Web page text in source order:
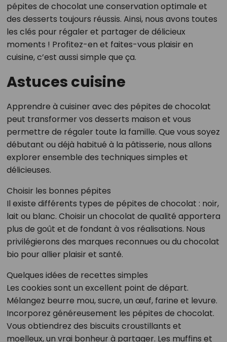
pépites de chocolat une conservation optimale et
des desserts toujours réussis. Ainsi, nous avons toutes
les clés pour régaler et partager de délicieux
moments ! Profitez-en et faites-vous plaisir en
cuisine, c’est aussi simple que ça.
Astuces cuisine
Apprendre à cuisiner avec des pépites de chocolat
peut transformer vos desserts maison et vous
permettre de régaler toute la famille. Que vous soyez
débutant ou déjà habitué à la pâtisserie, nous allons
explorer ensemble des techniques simples et
délicieuses.
Choisir les bonnes pépites
Il existe différents types de pépites de chocolat : noir,
lait ou blanc. Choisir un chocolat de qualité apportera
plus de goût et de fondant à vos réalisations. Nous
privilégierons des marques reconnues ou du chocolat
bio pour allier plaisir et santé.
Quelques idées de recettes simples
Les cookies sont un excellent point de départ.
Mélangez beurre mou, sucre, un œuf, farine et levure.
Incorporez généreusement les pépites de chocolat.
Vous obtiendrez des biscuits croustillants et
moelleux, un vrai bonheur à partager. Les muffins et